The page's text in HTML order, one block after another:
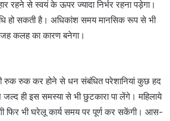
रहने से स्वयं के ऊपर ज्यादा निर्भर रहना पड़ेगा।
हो सकती है। अधिकांश समय मानसिक रूप से भी
कलह का कारण बनेगा।
रुक रुक कर होने से धन संबंधित परेशानियां कुछ हद
ही इस समस्या से भी छुटकारा पा लेंगे। महिलाये
फिर भी घरेलू कार्य समय पर पूर्ण कर सकेंगी। आस-